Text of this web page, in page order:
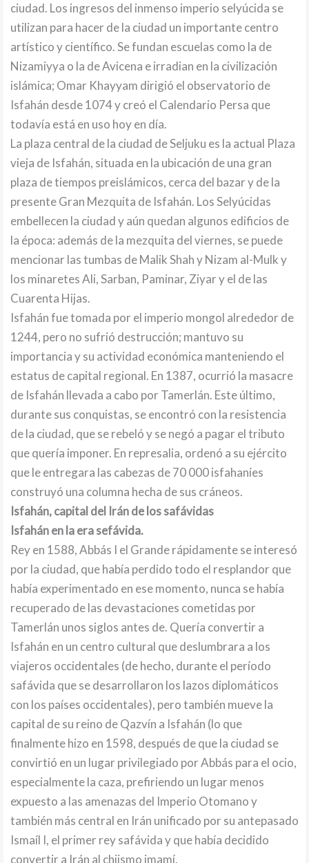
ciudad. Los ingresos del inmenso imperio selyúcida se
utilizan para hacer de la ciudad un importante centro
artístico y científico. Se fundan escuelas como la de
Nizamiyya o la de Avicena e irradian en la civilización
islámica; Omar Khayyam dirigió el observatorio de
Isfahán desde 1074 y creó el Calendario Persa que
todavía está en uso hoy en día.
La plaza central de la ciudad de Seljuku es la actual Plaza
vieja de Isfahán, situada en la ubicación de una gran
plaza de tiempos preislámicos, cerca del bazar y de la
presente Gran Mezquita de Isfahán. Los Selyúcidas
embellecen la ciudad y aún quedan algunos edificios de
la época: además de la mezquita del viernes, se puede
mencionar las tumbas de Malik Shah y Nizam al-Mulk y
los minaretes Ali, Sarban, Paminar, Ziyar y el de las
Cuarenta Hijas.
Isfahán fue tomada por el imperio mongol alrededor de
1244, pero no sufrió destrucción; mantuvo su
importancia y su actividad económica manteniendo el
estatus de capital regional. En 1387, ocurrió la masacre
de Isfahán llevada a cabo por Tamerlán. Este último,
durante sus conquistas, se encontró con la resistencia
de la ciudad, que se rebeló y se negó a pagar el tributo
que quería imponer. En represalia, ordenó a su ejército
que le entregara las cabezas de 70 000 isfahaníes
construyó una columna hecha de sus cráneos.
Isfahán, capital del Irán de los safávidas
Isfahán en la era sefávida.
Rey en 1588, Abbás I el Grande rápidamente se interesó
por la ciudad, que había perdido todo el resplandor que
había experimentado en ese momento, nunca se había
recuperado de las devastaciones cometidas por
Tamerlán unos siglos antes de. Quería convertir a
Isfahán en un centro cultural que deslumbrara a los
viajeros occidentales (de hecho, durante el período
safávida que se desarrollaron los lazos diplomáticos
con los países occidentales), pero también mueve la
capital de su reino de Qazvín a Isfahán (lo que
finalmente hizo en 1598, después de que la ciudad se
convirtió en un lugar privilegiado por Abbás para el ocio,
especialmente la caza, prefiriendo un lugar menos
expuesto a las amenazas del Imperio Otomano y
también más central en Irán unificado por su antepasado
Ismaíl I, el primer rey safávida y que había decidido
convertir a Irán al chiismo imamí.